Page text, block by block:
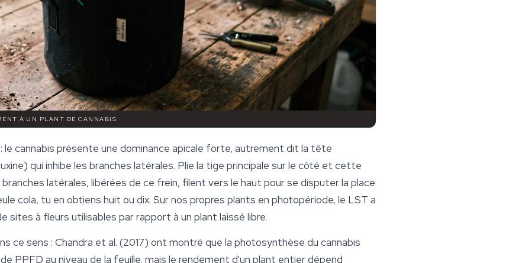
À UN PLANT DE CANNABIS
cannabis présente une dominance apicale forte, autrement dit la tête
qui inhibe les branches latérales. Plie la tige principale sur le côté et cette
latérales, libérées de ce frein, filent vers le haut pour se disputer la place
cola, tu en obtiens huit ou dix. Sur nos propres plants en photopériode, le LST a
sites à fleurs utilisables par rapport à un plant laissé libre.
ce sens : Chandra et al. (2017) ont montré que la photosynthèse du cannabis
PPFD au niveau de la feuille, mais le rendement d'un plant entier dépend